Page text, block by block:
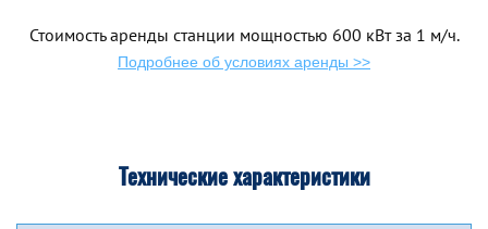
Стоимость аренды станции мощностью 600 кВт за 1 м/ч.
Подробнее об условиях аренды >>
Технические характеристики